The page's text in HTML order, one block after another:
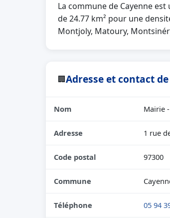
La commune de Cayenne
de 24.77 km² pour une
Montjoly, Matoury,
🏢Adresse et contact
Nom Mairie
Adresse 1 rue
Code postal 97300
Commune
Téléphone 05 94